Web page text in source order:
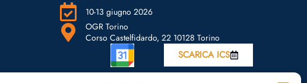
10-13 giugno 2026
OGR Torino
Corso Castelfidardo, 22 10128 Torino
SCARICA ICS